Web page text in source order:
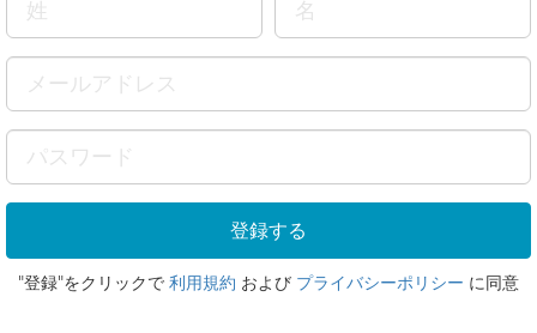
"登録"をクリックで 利用規約 および プライバシーポリシー に同意